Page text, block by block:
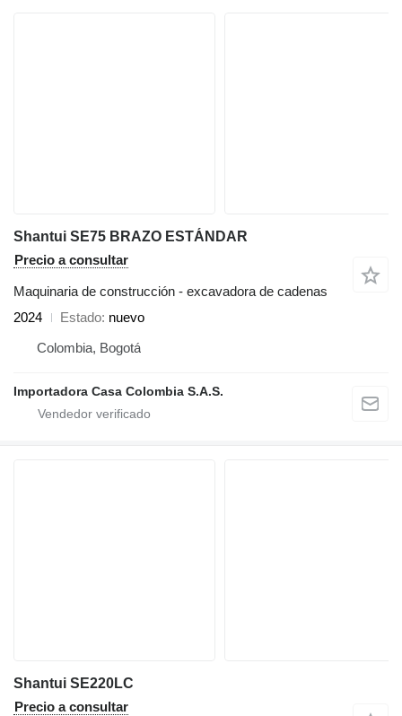
Shantui SE75 BRAZO ESTÁNDAR
Precio a consultar
Maquinaria de construcción - excavadora de cadenas
2024
Estado nuevo
Colombia, Bogotá
Importadora Casa Colombia S.A.S.
Shantui SE220LC
Precio a consultar